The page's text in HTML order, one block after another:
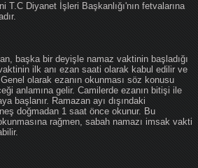
T.C Diyanet İşleri Başkanlığı'nın fetvalarına
başka bir deyişle namaz vaktinin başladığı
ilk anı ezan saati olarak kabul edilir ve
olarak ezanın okunması söz konusu
anlamına gelir. Camilerde ezanın bitişi ile
başlanır. Ramazan ayı dışındaki
doğmadan 1 saat önce okunur. Bu
rağmen, sabah namazı imsak vakti